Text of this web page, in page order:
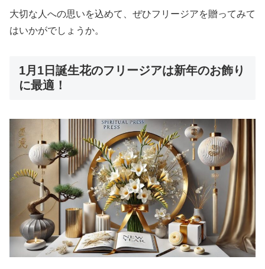
大切な人への思いを込めて、ぜひフリージアを贈ってみて
はいかがでしょうか。
1月1日誕生花のフリージアは新年のお飾り
に最適！